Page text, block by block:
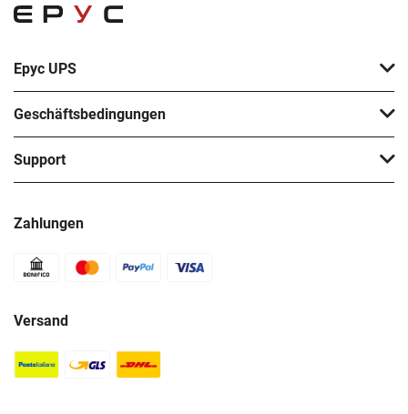
Epyc UPS
Geschäftsbedingungen
Support
Zahlungen
Versand